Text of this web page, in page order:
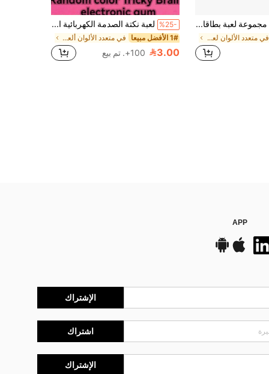
Mattel 1 مجموعة لعبة بطاقات UNO مرخصة رسميًا كلاسيكية مطابقة الألوان والأرقام 112 قطعة بطاقات خاصة قابلة للتخصيص والمسح لعبة حفلة هدية للأصدقاء والعائلة
في متعدد الألوان لعبة المجلس
%25- لعبة نكتة الصدمة الكهربائية العشوائية للأعراض، علكة الصدمة المشغلة نكتة يوم الأبريل الحمقاء
1# الأفضل مبيعا في متعدد الألوان ألعاب وملحقات أخرى
3.00 100+. تم بيع
APP
الإشتراك
اشتراك
الإشتراك